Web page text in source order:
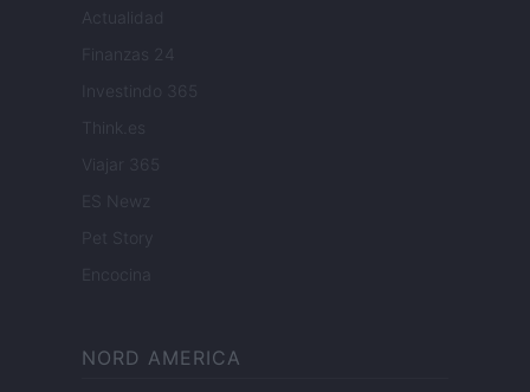
Actualidad
Finanzas 24
Investindo 365
Think.es
Viajar 365
ES Newz
Encocina
NORD AMERICA